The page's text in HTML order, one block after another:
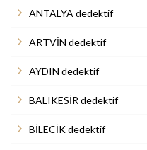
ANTALYA dedektif
ARTVİN dedektif
AYDIN dedektif
BALIKESİR dedektif
BİLECİK dedektif